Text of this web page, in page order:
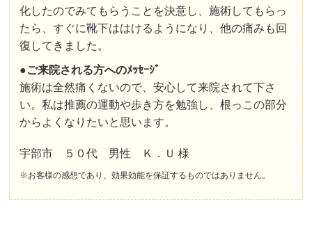
化したのでみてもらうことを決意し、施術してもらっ
たら、すぐに靴下ははけるようになり、他の痛みも回
復してきました。
●ご来院される方へのﾒｯｾｰｼﾞ
施術は全然痛くないので、安心して来院されて下さ
い。私は推薦の運動や歩き方を勉強し、根っこの部分
からよくなりたいと思います。
宇部市 ５０代 男性 Ｋ．Ｕ 様
※お客様の感想であり、効果効能を保証するものではありません。